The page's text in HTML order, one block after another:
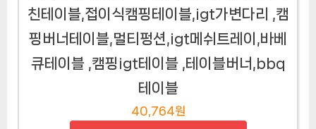
친테이블,접이식캠핑테이블,igt가변다리 ,캠
핑버너테이블,멀티펑션,igt메쉬트레이,바베
큐테이블 ,캠핑igt테이블 ,테이블버너,bbq
테이블
40,764원